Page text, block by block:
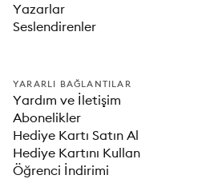
Yazarlar
Seslendirenler
YARARLI BAĞLANTILAR
Yardım ve İletişim
Abonelikler
Hediye Kartı Satın Al
Hediye Kartını Kullan
Öğrenci İndirimi